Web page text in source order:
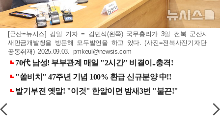
[군산=뉴시스] 김얼 기자 = 김민석(왼쪽) 국무총리가 3일 전북 군산시
새만금개발청을 방문해 모두발언을 하고 있다. (사진=전북사진기자단
공동취재) 2025.09.03. pmkeul@newsis.com